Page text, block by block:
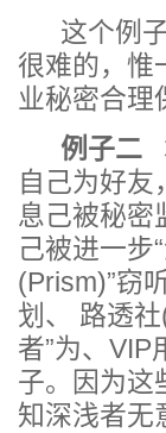
这个例子
很难的，惟
业秘密合理
例子二
自己为好友
息己被秘密
己被进一步
(Prism)”窃
划、 路透
者”为、VIP
子。因为这
知深浅者无